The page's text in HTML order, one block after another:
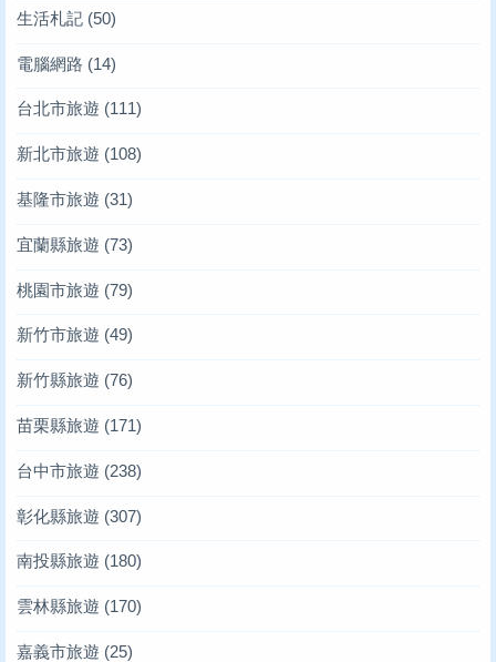
生活札記 (50)
電腦網路 (14)
台北市旅遊 (111)
新北市旅遊 (108)
基隆市旅遊 (31)
宜蘭縣旅遊 (73)
桃園市旅遊 (79)
新竹市旅遊 (49)
新竹縣旅遊 (76)
苗栗縣旅遊 (171)
台中市旅遊 (238)
彰化縣旅遊 (307)
南投縣旅遊 (180)
雲林縣旅遊 (170)
嘉義市旅遊 (25)